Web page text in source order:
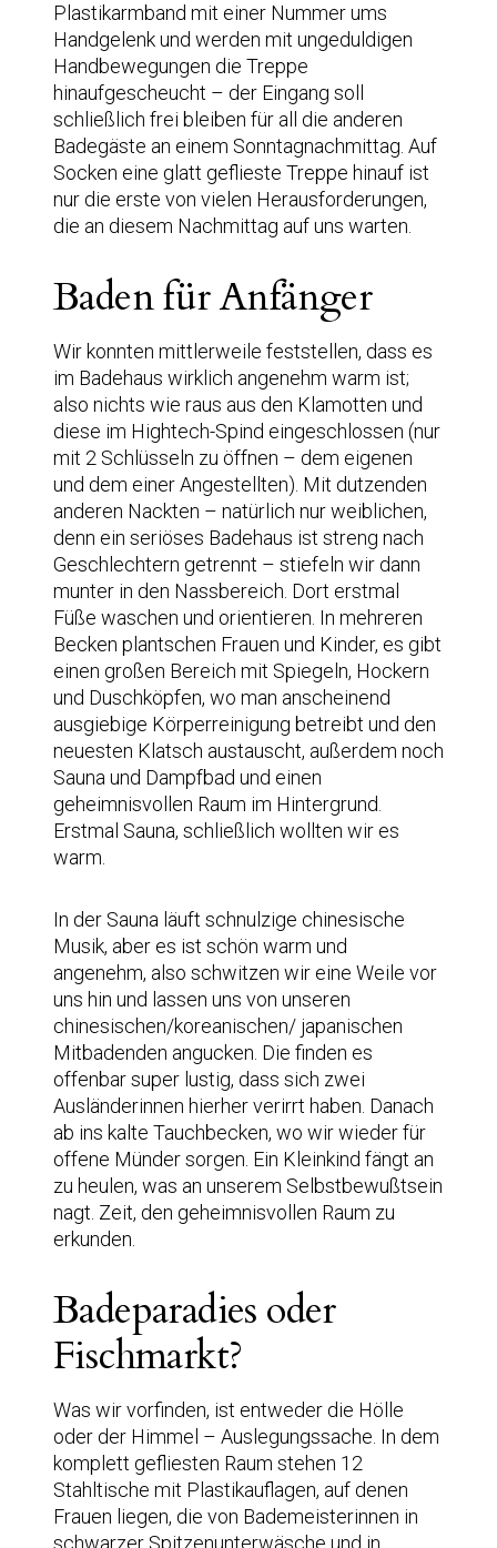
Plastikarmband mit einer Nummer ums
Handgelenk und werden mit ungeduldigen
Handbewegungen die Treppe
hinaufgescheucht – der Eingang soll
schließlich frei bleiben für all die anderen
Badegäste an einem Sonntagnachmittag. Auf
Socken eine glatt geflieste Treppe hinauf ist
nur die erste von vielen Herausforderungen,
die an diesem Nachmittag auf uns warten.
Baden für Anfänger
Wir konnten mittlerweile feststellen, dass es
im Badehaus wirklich angenehm warm ist;
also nichts wie raus aus den Klamotten und
diese im Hightech-Spind eingeschlossen (nur
mit 2 Schlüsseln zu öffnen – dem eigenen
und dem einer Angestellten). Mit dutzenden
anderen Nackten – natürlich nur weiblichen,
denn ein seriöses Badehaus ist streng nach
Geschlechtern getrennt – stiefeln wir dann
munter in den Nassbereich. Dort erstmal
Füße waschen und orientieren. In mehreren
Becken plantschen Frauen und Kinder, es gibt
einen großen Bereich mit Spiegeln, Hockern
und Duschköpfen, wo man anscheinend
ausgiebige Körperreinigung betreibt und den
neuesten Klatsch austauscht, außerdem noch
Sauna und Dampfbad und einen
geheimnisvollen Raum im Hintergrund.
Erstmal Sauna, schließlich wollten wir es
warm.
In der Sauna läuft schnulzige chinesische
Musik, aber es ist schön warm und
angenehm, also schwitzen wir eine Weile vor
uns hin und lassen uns von unseren
chinesischen/koreanischen/ japanischen
Mitbadenden angucken. Die finden es
offenbar super lustig, dass sich zwei
Ausländerinnen hierher verirrt haben. Danach
ab ins kalte Tauchbecken, wo wir wieder für
offene Münder sorgen. Ein Kleinkind fängt an
zu heulen, was an unserem Selbstbewußtsein
nagt. Zeit, den geheimnisvollen Raum zu
erkunden.
Badeparadies oder
Fischmarkt?
Was wir vorfinden, ist entweder die Hölle
oder der Himmel – Auslegungssache. In dem
komplett gefliesten Raum stehen 12
Stahltische mit Plastikauflagen, auf denen
Frauen liegen, die von Bademeisterinnen in
schwarzer Spitzenunterwäsche und in